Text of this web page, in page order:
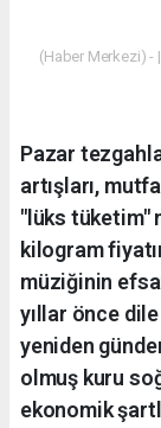
(Haber Merkezi) -
Pazar
artışları,
"lüks tüketim"
kilogram
müziğinin
yıllar önce
yeniden
olmuş kuru
ekonomik